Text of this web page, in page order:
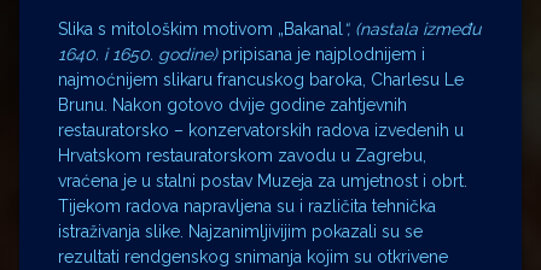
Slika s mitološkim motivom „Bakanal “, (nastala između
1640. i 1650. godine)pripisana je najplodnijem i
najmoćnijem slikaru francuskog baroka, Charlesu Le
Brunu. Nakon gotovo dvije godine zahtjevnih
restauratorsko – konzervatorskih radova izvedenih u
Hrvatskom restauratorskom zavodu u Zagrebu,
vraćena je u stalni postav Muzeja za umjetnost i obrt.
Tijekom radova napravljena su i različita tehnička
istraživanja slike. Najzanimljivijim pokazali su se
rezultati rendgenskog snimanja kojim su otkrivene